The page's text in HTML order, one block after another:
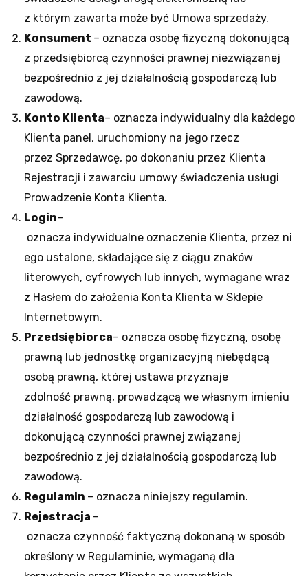
z którym zawarta może być Umowa sprzedaży.
Konsument – oznacza osobę fizyczną dokonującą
z przedsiębiorcą czynności prawnej niezwiązanej
bezpośrednio z jej działalnością gospodarczą lub
zawodową.
Konto Klienta– oznacza indywidualny dla każdego
Klienta panel, uruchomiony na jego rzecz
przez Sprzedawcę, po dokonaniu przez Klienta
Rejestracji i zawarciu umowy świadczenia usługi
Prowadzenie Konta Klienta.
Login–
oznacza indywidualne oznaczenie Klienta, przez ni
ego ustalone, składające się z ciągu znaków
literowych, cyfrowych lub innych, wymagane wraz
z Hasłem do założenia Konta Klienta w Sklepie
Internetowym.
Przedsiębiorca– oznacza osobę fizyczną, osobę
prawną lub jednostkę organizacyjną niebędącą
osobą prawną, której ustawa przyznaje
zdolność prawną, prowadzącą we własnym imieniu
działalność gospodarczą lub zawodową i
dokonującą czynności prawnej związanej
bezpośrednio z jej działalnością gospodarczą lub
zawodową.
Regulamin – oznacza niniejszy regulamin.
Rejestracja –
oznacza czynność faktyczną dokonaną w sposób
określony w Regulaminie, wymaganą dla